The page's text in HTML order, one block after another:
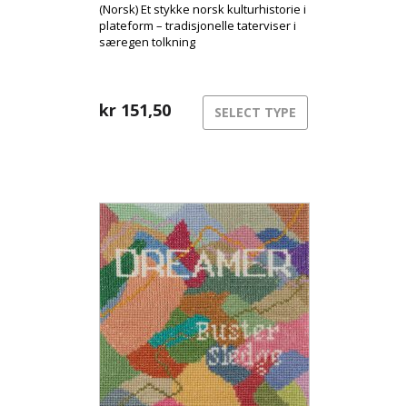
(Norsk) Et stykke norsk kulturhistorie i
plateform – tradisjonelle taterviser i
særegen tolkning
kr 151,50 SELECT TYPE